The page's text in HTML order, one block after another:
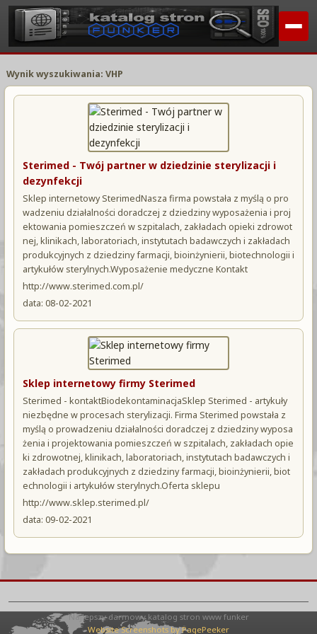
Wynik wyszukiwania: VHP
Sterimed - Twój partner w dziedzinie sterylizacji i
dezynfekcji
Sklep internetowy SterimedNasza firma powstała z myślą o pro
wadzeniu działalności doradczej z dziedziny wyposażenia i proj
ektowania pomieszczeń w szpitalach, zakładach opieki zdrowot
nej, klinikach, laboratoriach, instytutach badawczych i zakładach
produkcyjnych z dziedziny farmacji, bioinżynierii, biotechnologii i
artykułów sterylnych.Wyposażenie medyczne Kontakt
http://www.sterimed.com.pl/
data: 08-02-2021
Sklep internetowy firmy Sterimed
Sterimed - kontaktBiodekontaminacjaSklep Sterimed - artykuły
niezbędne w procesach sterylizacji. Firma Sterimed powstała z
myślą o prowadzeniu działalności doradczej z dziedziny wyposa
żenia i projektowania pomieszczeń w szpitalach, zakładach opie
ki zdrowotnej, klinikach, laboratoriach, instytutach badawczych i
zakładach produkcyjnych z dziedziny farmacji, bioinżynierii, biot
echnologii i artykułów sterylnych.Oferta sklepu
http://www.sklep.sterimed.pl/
data: 09-02-2021
Najlepszy darmowy katalog stron www funker
Website Screenshots by PagePeeker